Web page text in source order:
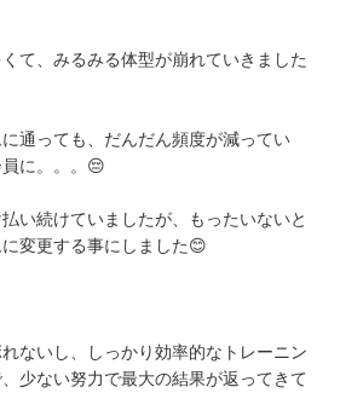
て、みるみる体型が崩れていきました
通っても、だんだん頻度が減ってい
に。。。😔
い続けていましたが、もったいないと
変更する事にしました😊
ないし、しっかり効率的なトレーニン
少ない努力で最大の結果が返ってきて